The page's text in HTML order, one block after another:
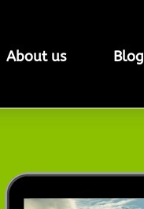
About us Blog